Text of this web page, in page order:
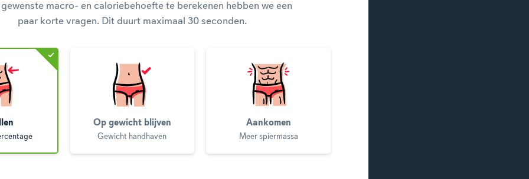
macro- en caloriebehoefte te berekenen hebben we een
paar korte vragen. Dit duurt maximaal 30 seconden.
Op gewicht blijven
Gewicht handhaven
Aankomen
Meer spiermassa